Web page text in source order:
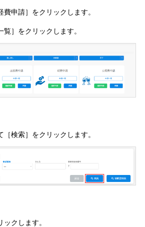
申請］をクリックします。
］をクリックします。
検索］をクリックします。
クします。